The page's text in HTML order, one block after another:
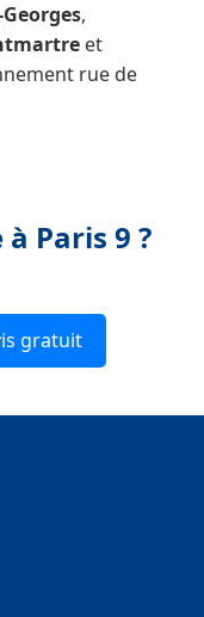
,
et
rue de
Paris 9 ?
gratuit